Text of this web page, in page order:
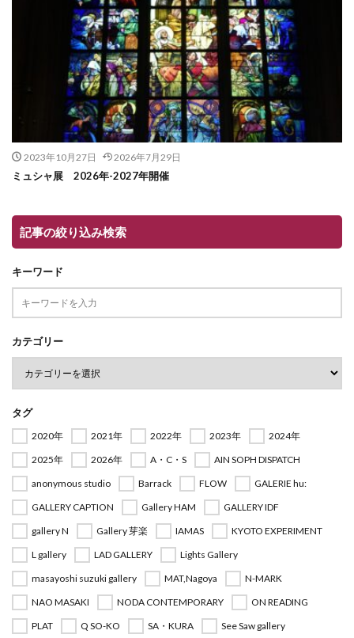
2023年10月27日 2026年7月29日
ミュシャ展 2026年-2027年開催
記事の絞り込み検索
キーワード
カテゴリー
タグ
2020年 2021年 2022年 2023年
2024年
2025年
2026年 A・C・S
AIN SOPH DISPATCH
anonymous studio
Barrack FLOW
GALERIE hu:
GALLERY CAPTION
Gallery HAM
GALLERY IDF
gallery N
Gallery 芽楽 IAMAS
KYOTO EXPERIMENT
L gallery
LAD GALLERY
Lights Gallery
masayoshi suzuki gallery
MAT,Nagoya
N-MARK
NAO MASAKI
NODA CONTEMPORARY
ON READING
PLAT
Q SO-KO SA・KURA
See Saw gallery